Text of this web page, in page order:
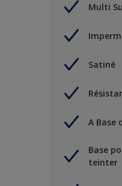
Multi
Satiné
A Base
Base
teinter